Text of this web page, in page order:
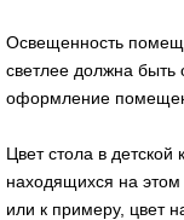
Освещенность
светлее должна быть
оформление
Цвет стола в детской
находящихся на
или к примеру, цвет